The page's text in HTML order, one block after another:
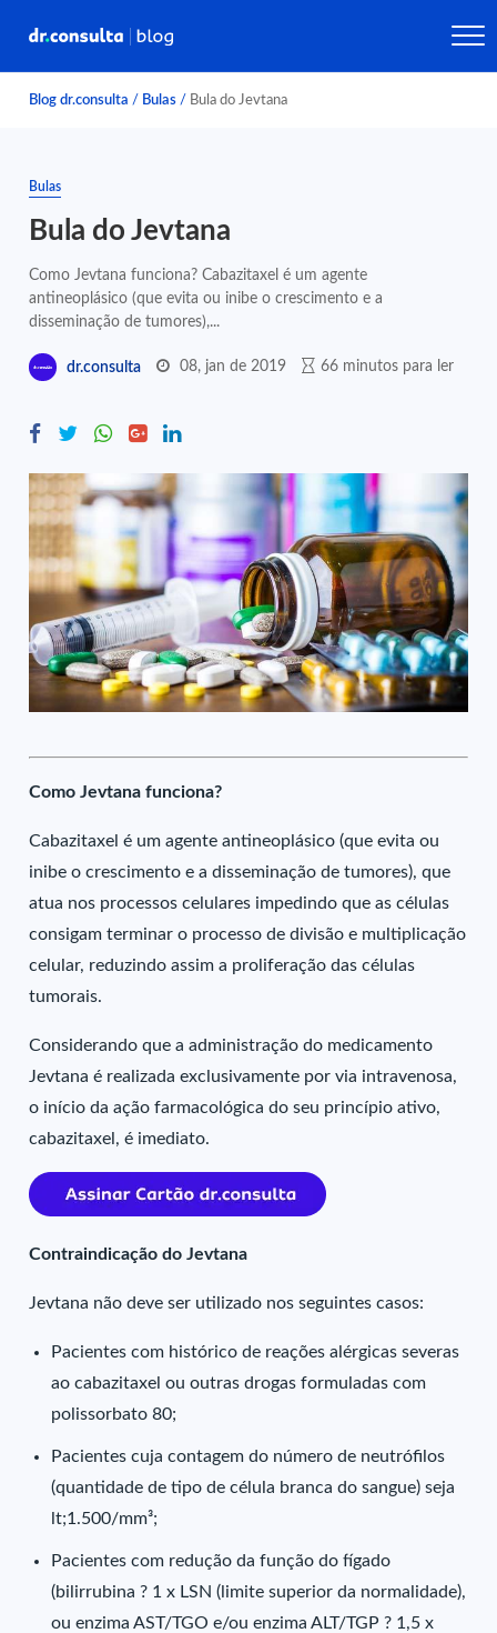
Blog dr.consulta / Bulas / Bula do Jevtana
Bulas
Bula do Jevtana
Como Jevtana funciona? Cabazitaxel é um agente
antineoplásico (que evita ou inibe o crescimento e a
disseminação de tumores),...
dr.consulta 08, jan de 2019 66 minutos para ler
Como Jevtana funciona?
Cabazitaxel é um agente antineoplásico (que evita ou
inibe o crescimento e a disseminação de tumores), que
atua nos processos celulares impedindo que as células
consigam terminar o processo de divisão e multiplicação
celular, reduzindo assim a proliferação das células
tumorais.
Considerando que a administração do medicamento
Jevtana é realizada exclusivamente por via intravenosa,
o início da ação farmacológica do seu princípio ativo,
cabazitaxel, é imediato.
Contraindicação do Jevtana
Jevtana não deve ser utilizado nos seguintes casos:
Pacientes com histórico de reações alérgicas severas
ao cabazitaxel ou outras drogas formuladas com
polissorbato 80;
Pacientes cuja contagem do número de neutrófilos
(quantidade de tipo de célula branca do sangue) seja
lt;1.500/mm³;
Pacientes com redução da função do fígado
(bilirrubina ? 1 x LSN (limite superior da normalidade),
ou enzima AST/TGO e/ou enzima ALT/TGP ? 1,5 x